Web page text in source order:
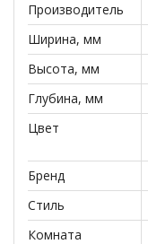
Производитель
Ширина, мм
Высота, мм
Глубина, мм
Цвет
Бренд
Стиль
Комната